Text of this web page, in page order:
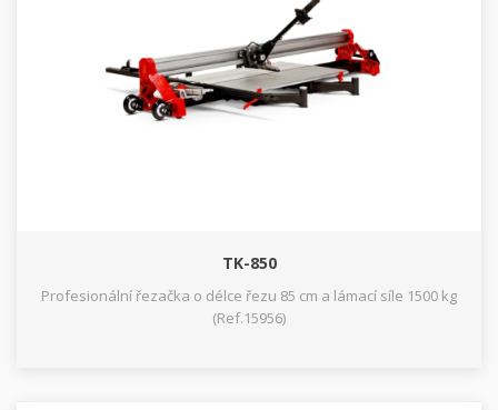
TK-850
Profesionální řezačka o délce řezu 85 cm a lámací síle 1500 kg
(Ref.15956)